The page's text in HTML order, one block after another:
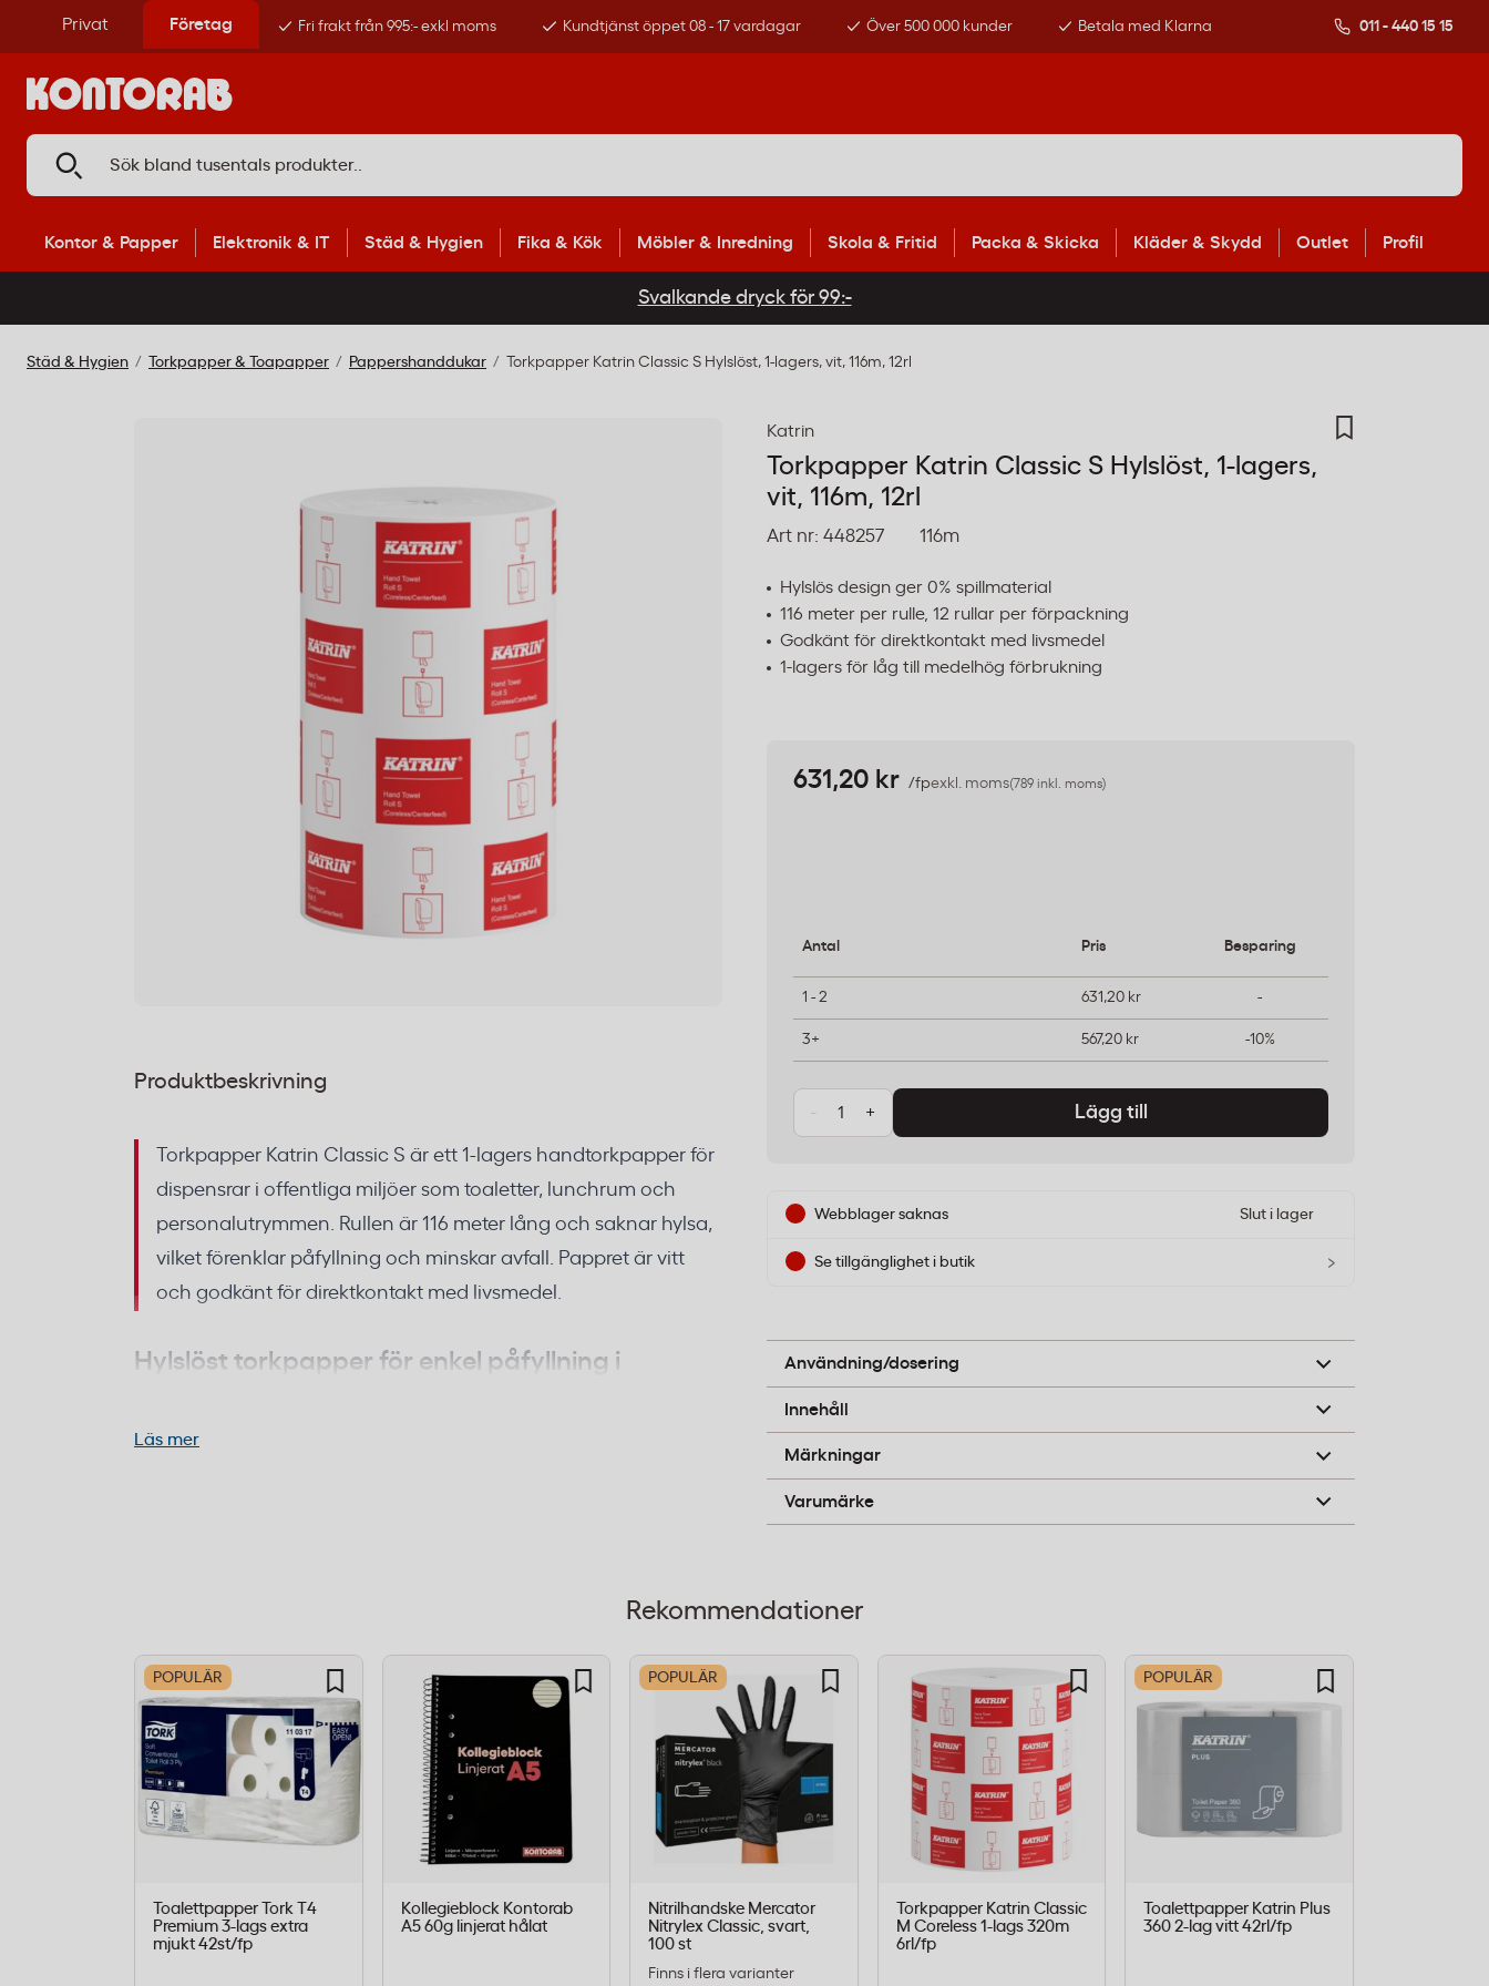
Privat Företag Fri frakt från 995:- exkl moms Kundtjänst öppet 08 - 17 vardagar Över 500 000 kunder Betala med Klarna 011 - 440 15 15
Kontor & Papper Elektronik & IT Städ & Hygien Fika & Kök Möbler & Inredning Skola & Fritid Packa & Skicka Kläder & Skydd Outlet Profil
Svalkande dryck för 99:-
Städ & Hygien Torkpapper & Toapapper Pappershanddukar Torkpapper Katrin Classic S Hylslöst, 1-lagers, vit, 116m, 12rl
Produktbeskrivning
Torkpapper Katrin Classic S är ett 1-lagers handtorkpapper för
dispensrar i offentliga miljöer som toaletter, lunchrum och
personalutrymmen. Rullen är 116 meter lång och saknar hylsa,
vilket förenklar påfyllning och minskar avfall. Pappret är vitt
och godkänt för direktkontakt med livsmedel.
Hylslöst torkpapper för enkel påfyllning i
Katrin Classic S är konstruerat utan hylsa, vilket innebär att hela
Färg:Vit
Design:Hylslös (coreless)
Material:Nya och återvunna fibrer
Livsmedelskontakt:
Godkänt
Torkpapper för offentliga toaletter och
Katrin Classic S är dimensionerat för platser med låg till medelhög
förbrukning – exempelvis kontor, skolor, vårdcentraler och
Läs mer
Katrin
Torkpapper Katrin Classic S Hylslöst, 1-lagers,
vit, 116m, 12rl
Art nr: 448257 116m
Hylslös design ger 0% spillmaterial
116 meter per rulle, 12 rullar per förpackning
Godkänt för direktkontakt med livsmedel
1-lagers för låg till medelhög förbrukning
631,20 kr /fpexkl. moms(789 inkl. moms)
Antal Pris Besparing
1 - 2 631,20 kr -
3+ 567,20 kr -10%
- + Lägg till
Webblager saknas Slut i lager
Se tillgänglighet i butik ›
Användning/dosering
toaletter, kök och personalutrymmen.
Innehåll
Nya och återvunna pappersfibrer
Märkningar
A-pil
Varumärke
Katrin
Rekommendationer
Toalettpapper Tork T4
Premium 3-lags extra
mjukt 42st/fp
POPULÄR
Kollegieblock Kontorab
A5 60g linjerat hålat
Nitrilhandske Mercator
Nitrylex Classic, svart,
100 st
Finns i flera varianter
POPULÄR
Torkpapper Katrin Classic
M Coreless 1-lags 320m
6rl/fp
Toalettpapper Katrin Plus
360 2-lag vitt 42rl/fp
POPULÄR